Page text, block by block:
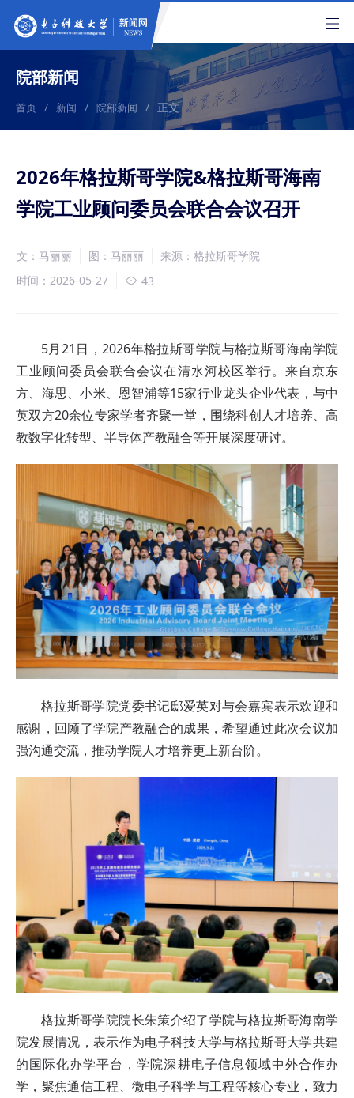
院部新闻
首页 / 新闻 / 院部新闻 / 正文
2026年格拉斯哥学院&格拉斯哥海南
学院工业顾问委员会联合会议召开
文：马丽丽 图：马丽丽
来源：格拉斯哥学院
时间：2026-05-27
43
5月21日，2026年格拉斯哥学院与格拉斯哥海南学院
工业顾问委员会联合会议在清水河校区举行。来自京东
方、海思、小米、恩智浦等15家行业龙头企业代表，与中
英双方20余位专家学者齐聚一堂，围绕科创人才培养、高
教数字化转型、半导体产教融合等开展深度研讨。
格拉斯哥学院党委书记邸爱英对与会嘉宾表示欢迎和
感谢，回顾了学院产教融合的成果，希望通过此次会议加
强沟通交流，推动学院人才培养更上新台阶。
格拉斯哥学院院长朱策介绍了学院与格拉斯哥海南学
院发展情况，表示作为电子科技大学与格拉斯哥大学共建
的国际化办学平台，学院深耕电子信息领域中外合作办
学，聚焦通信工程、微电子科学与工程等核心专业，致力